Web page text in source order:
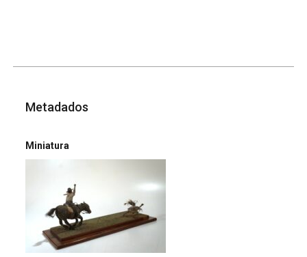
Metadados
Miniatura